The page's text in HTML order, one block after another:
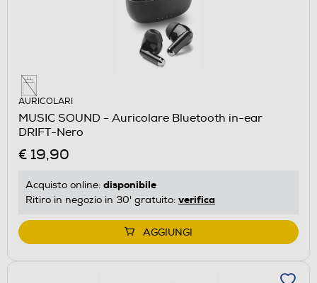
AURICOLARI
MUSIC SOUND - Auricolare Bluetooth in-ear
DRIFT-Nero
€ 19,90
Acquisto online: disponibile
Ritiro in negozio in 30' gratuito: verifica
AGGIUNGI